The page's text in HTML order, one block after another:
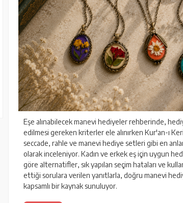
Eşe alınabilecek manevi hediyeler rehberinde,
edilmesi gereken kriterler ele alınırken Kur'an-ı
seccade, rahle ve manevi hediye setleri gibi en
olarak inceleniyor. Kadın ve erkek eş için uygun
göre alternatifler, sık yapılan seçim hataları ve
ettiği sorulara verilen yanıtlarla, doğru manevi
kapsamlı bir kaynak sunuluyor.